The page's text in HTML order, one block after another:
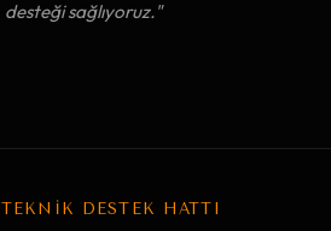
desteği sağlıyoruz."
TEKNİK DESTEK HATTI